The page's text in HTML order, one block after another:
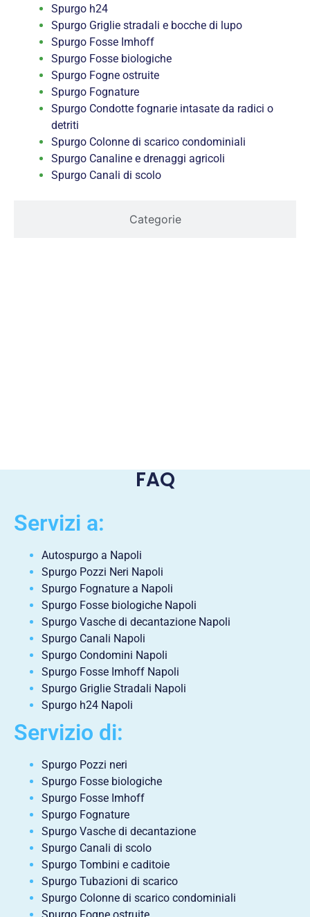
Categorie
Spurgo h24
Spurgo Griglie stradali e bocche di lupo
Spurgo Fosse Imhoff
Spurgo Fosse biologiche
Spurgo Fogne ostruite
Spurgo Fognature
Spurgo Condotte fognarie intasate da radici o
detriti
Spurgo Colonne di scarico condominiali
Spurgo Canaline e drenaggi agricoli
Spurgo Canali di scolo
FAQ
Servizi a:
Autospurgo a Napoli
Spurgo Pozzi Neri Napoli
Spurgo Fognature a Napoli
Spurgo Fosse biologiche Napoli
Spurgo Vasche di decantazione Napoli
Spurgo Canali Napoli
Spurgo Condomini Napoli
Spurgo Fosse Imhoff Napoli
Spurgo Griglie Stradali Napoli
Spurgo h24 Napoli
Servizio di:
Spurgo Pozzi neri
Spurgo Fosse biologiche
Spurgo Fosse Imhoff
Spurgo Fognature
Spurgo Vasche di decantazione
Spurgo Canali di scolo
Spurgo Tombini e caditoie
Spurgo Tubazioni di scarico
Spurgo Colonne di scarico condominiali
Spurgo Fogne ostruite